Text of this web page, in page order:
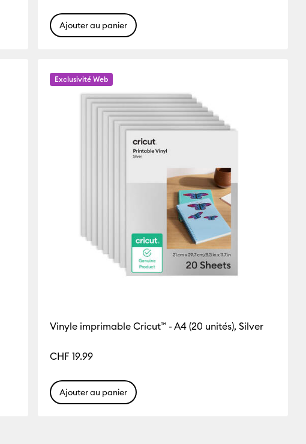
Ajouter au panier
Exclusivité Web
Vinyle imprimable Cricut™ - A4 (20 unités), Silver
CHF 19.99
Ajouter au panier